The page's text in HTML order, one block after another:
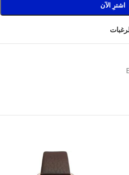
اشترِ الآن